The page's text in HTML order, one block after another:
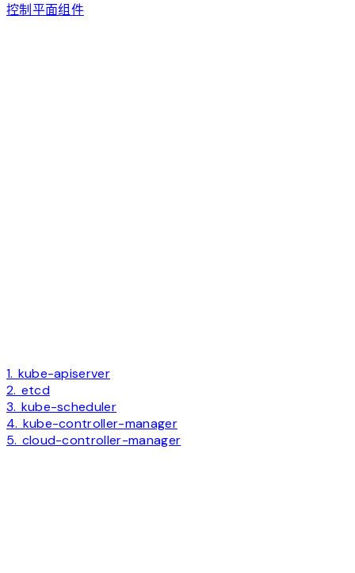
控制平面组件
1. kube-apiserver
2. etcd
3. kube-scheduler
4. kube-controller-manager
5. cloud-controller-manager